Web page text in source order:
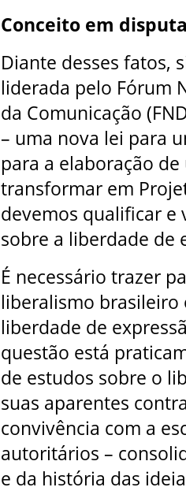
Conceito em
Diante desses fatos,
liderada pelo Fórum
da Comunicação
– uma nova lei para
para a elaboração
transformar em
devemos qualificar e
sobre a liberdade de
É necessário trazer
liberalismo brasileiro
liberdade de
questão está
de estudos sobre o
suas aparentes
convivência com a
autoritários –
e da história das